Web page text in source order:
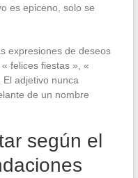
es epiceno, solo se
expresiones de deseos
felices fiestas », «
adjetivo nunca
de un nombre
según el